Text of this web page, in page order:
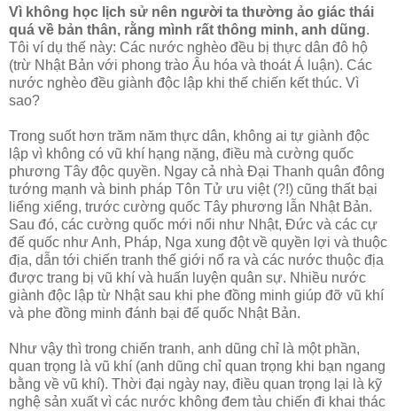
Vì không học lịch sử nên người ta thường ảo giác thái
quá về bản thân, rằng mình rất thông minh, anh dũng.
Tôi ví dụ thế này: Các nước nghèo đều bị thực dân đô hộ
(trừ Nhật Bản với phong trào Âu hóa và thoát Á luận). Các
nước nghèo đều giành độc lập khi thế chiến kết thúc. Vì
sao?
Trong suốt hơn trăm năm thực dân, không ai tự giành độc
lập vì không có vũ khí hạng nặng, điều mà cường quốc
phương Tây độc quyền. Ngay cả nhà Đại Thanh quân đông
tướng mạnh và binh pháp Tôn Tử ưu việt (?!) cũng thất bại
liểng xiểng, trước cường quốc Tây phương lẫn Nhật Bản.
Sau đó, các cường quốc mới nổi như Nhật, Đức và các cự
đế quốc như Anh, Pháp, Nga xung đột về quyền lợi và thuộc
địa, dẫn tới chiến tranh thế giới nổ ra và các nước thuộc địa
được trang bị vũ khí và huấn luyện quân sự. Nhiều nước
giành độc lập từ Nhật sau khi phe đồng minh giúp đỡ vũ khí
và phe đồng minh đánh bại đế quốc Nhật Bản.
Như vậy thì trong chiến tranh, anh dũng chỉ là một phần,
quan trọng là vũ khí (anh dũng chỉ quan trọng khi bạn ngang
bằng về vũ khí). Thời đại ngày nay, điều quan trọng lại là kỹ
nghệ sản xuất vì các nước không đem tàu chiến đi khai thác